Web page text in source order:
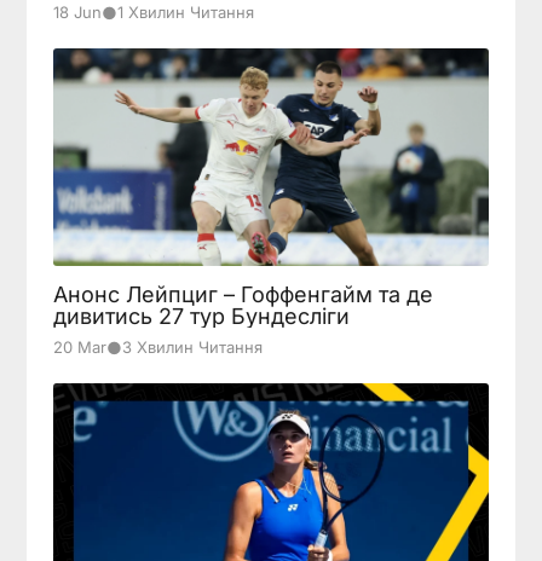
18 Jun●1 Хвилин Читання
Анонс Лейпциг – Гоффенгайм та де
дивитись 27 тур Бундесліги
20 Mar●3 Хвилин Читання